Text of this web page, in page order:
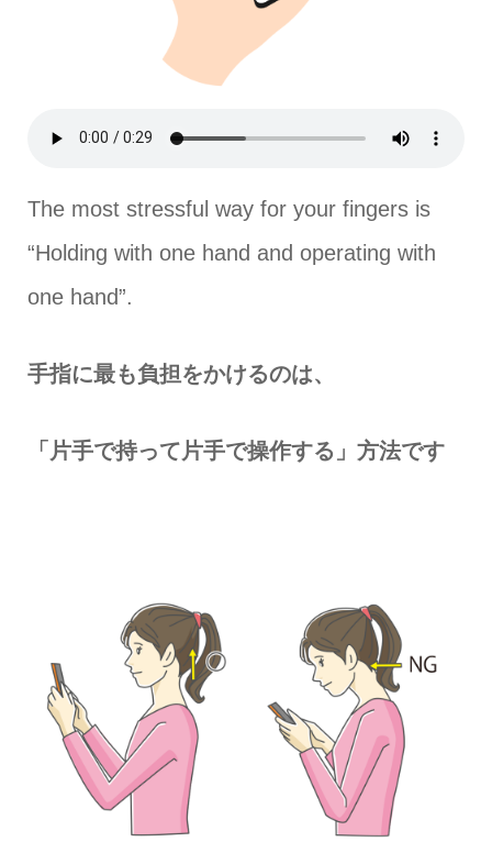
The most stressful way for your fingers is
“Holding with one hand and operating with
one hand”.
手指に最も負担をかけるのは、
「片手で持って片手で操作する」方法です